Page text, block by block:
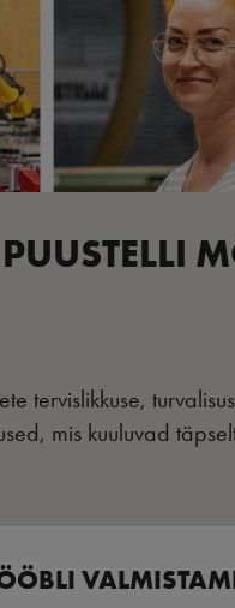
PUUSTELLI
tervislikkuse,
mis kuuluvad